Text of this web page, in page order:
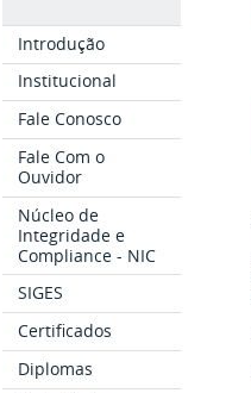
Introdução
Institucional
Fale Conosco
Fale Com o
Ouvidor
Núcleo de
Integridade e
Compliance - NIC
SIGES
Certificados
Diplomas